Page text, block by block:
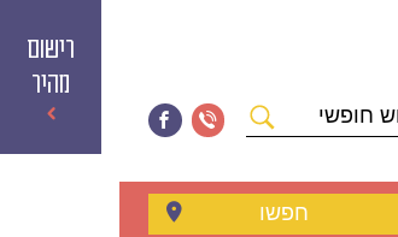
רישום
מהיר
חפשו